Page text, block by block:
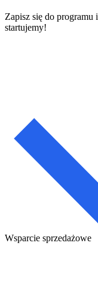
Zapisz się do
startujemy!
Wsparcie sprzedażowe